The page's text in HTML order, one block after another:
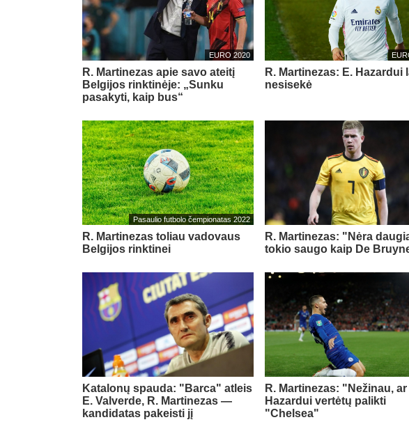
EURO 2020
R. Martinezas apie savo ateitį
Belgijos rinktinėje: „Sunku
pasakyti, kaip bus“
R. Martinezas: E. Hazardui
nesisekė
Pasaulio futbolo čempionatas 2022
R. Martinezas toliau vadovaus
Belgijos rinktinei
R. Martinezas: "Nėra
tokio saugo kaip De
Katalonų spauda: "Barca" atleis
E. Valverde, R. Martinezas —
kandidatas pakeisti jį
R. Martinezas: "Nežinau, ar
Hazardui vertėtų palikti
"Chelsea"